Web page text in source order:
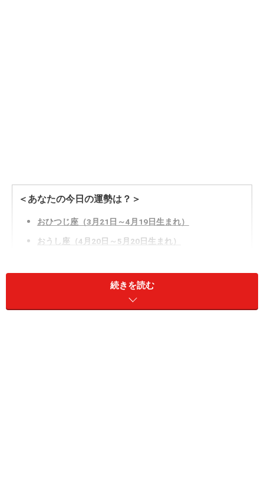
＜あなたの今日の運勢は？＞
おひつじ座（3月21日～4月19日生まれ）
おうし座（4月20日～5月20日生まれ）
かに座（6月22日～7月22日生まれ）
しし座（7月23日～8月22日生まれ）
続きを読む